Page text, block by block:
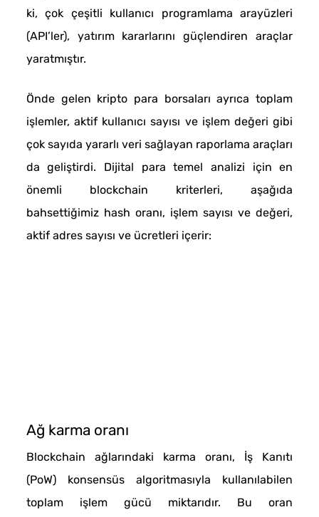
ki, çok çeşitli kullanıcı programlama arayüzleri
(API’ler), yatırım kararlarını güçlendiren araçlar
yaratmıştır.
Önde gelen kripto para borsaları ayrıca toplam
işlemler, aktif kullanıcı sayısı ve işlem değeri gibi
çok sayıda yararlı veri sağlayan raporlama araçları
da geliştirdi. Dijital para temel analizi için en
önemli blockchain kriterleri, aşağıda
bahsettiğimiz hash oranı, işlem sayısı ve değeri,
aktif adres sayısı ve ücretleri içerir:
Ağ karma oranı
Blockchain ağlarındaki karma oranı, İş Kanıtı
(PoW) konsensüs algoritmasıyla kullanılabilen
toplam işlem gücü miktarıdır. Bu oran